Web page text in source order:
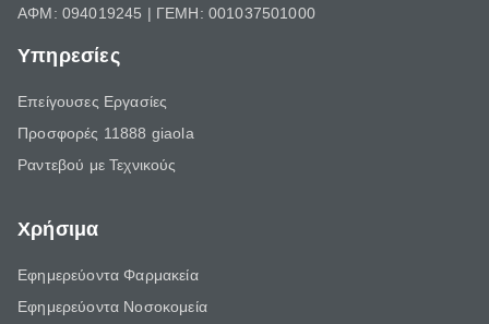
ΑΦΜ: 094019245 | ΓΕΜΗ: 001037501000
Υπηρεσίες
Επείγουσες Εργασίες
Προσφορές 11888 giaola
Ραντεβού με Τεχνικούς
Χρήσιμα
Εφημερεύοντα Φαρμακεία
Εφημερεύοντα Νοσοκομεία